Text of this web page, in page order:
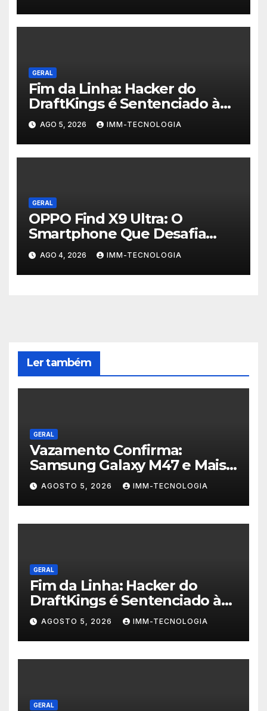
GERAL
Fim da Linha: Hacker do
DraftKings é Sentenciado à
Prisão por Esquema
Milionário de Contas
Roubadas
AGO 5, 2026 IMM-TECNOLOGIA
GERAL
OPPO Find X9 Ultra: O
Smartphone Que Desafia
Câmeras Profissionais com
200MP e Tecnologia
Hasselblad
AGO 4, 2026 IMM-TECNOLOGIA
Ler também
GERAL
Vazamento Confirma:
Samsung Galaxy M47 e Mais
Dois Dispositivos a Caminho!
AGOSTO 5, 2026 IMM-TECNOLOGIA
GERAL
Fim da Linha: Hacker do
DraftKings é Sentenciado à
Prisão por Esquema
Milionário de Contas
Roubadas
AGOSTO 5, 2026 IMM-TECNOLOGIA
GERAL